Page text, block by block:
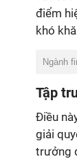
điểm
khó
Ngành
Tập
Điều
giải
trưởng